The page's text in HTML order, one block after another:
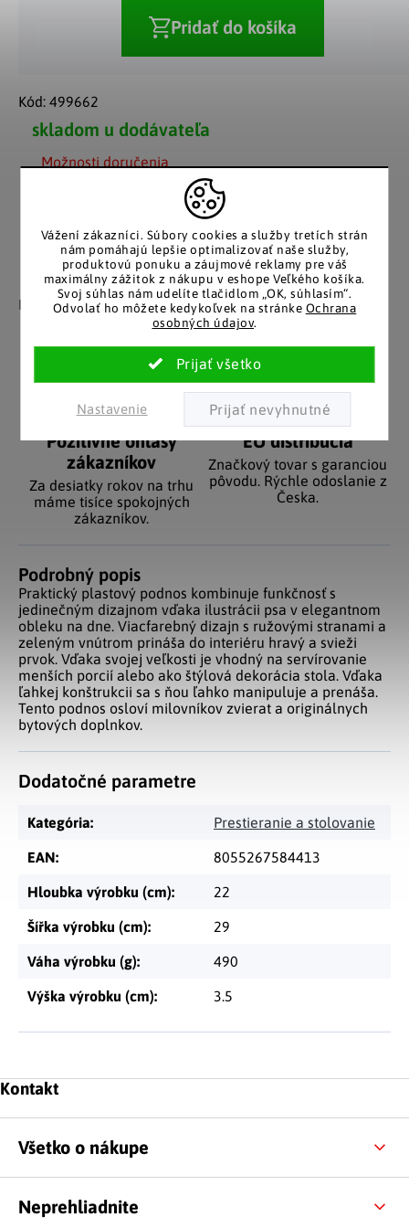
Vážení zákazníci. Súbory cookies a služby tretích strán
nám pomáhajú lepšie optimalizovať naše služby,
produktovú ponuku a záujmové reklamy pre váš
maximálny zážitok z nákupu v eshope Veľkého košíka.
Svoj súhlas nám udelíte tlačidlom „OK, súhlasím“.
Odvolať ho môžete kedykoľvek na stránke Ochrana
osobných údajov.
Nastavenie
skladom u dodávateľa
Možnosti doručenia
Pridať do košíka
Kód: 499662
Záruka spokojnosti
Nakupujete bez obáv, férové
​​konanie v každej situácii.
Katalóg v tlačenej
podobe
Stálym zákazníkom
katalóg do schránky.
Pozitívne ohlasy
zákazníkov
Za desiatky rokov na trhu
máme tisíce spokojných
zákazníkov.
EÚ distribúcia
Značkový tovar s garanciou
pôvodu. Rýchle odoslanie z
Česka.
Podrobný popis
Praktický plastový podnos kombinuje funkčnosť s
jedinečným dizajnom vďaka ilustrácii psa v elegantnom
obleku na dne. Viacfarebný dizajn s ružovými stranami a
zeleným vnútrom prináša do interiéru hravý a svieži
prvok. Vďaka svojej veľkosti je vhodný na servírovanie
menších porcií alebo ako štýlová dekorácia stola. Vďaka
ľahkej konštrukcii sa s ňou ľahko manipuluje a prenáša.
Tento podnos osloví milovníkov zvierat a originálnych
bytových doplnkov.
Dodatočné parametre
Kategória: Prestieranie a stolovanie
EAN: 8055267584413
Hloubka výrobku (cm): 22
Šířka výrobku (cm): 29
Váha výrobku (g): 490
Výška výrobku (cm): 3.5
Zápätie
Kontakt
Všetko o nákupe
Neprehliadnite